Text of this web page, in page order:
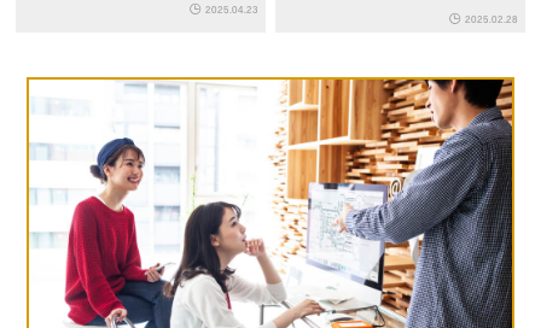
2025.04.23
室長・植田雅生氏インタビュ
2025.02.28